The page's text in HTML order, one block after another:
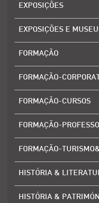
EXPOSIÇÕES
EXPOSIÇÕES E
FORMAÇÃO
FORMAÇÃO-
FORMAÇÃO-CURSOS
FORMAÇÃO-
FORMAÇÃO-
HISTÓRIA &
HISTÓRIA &